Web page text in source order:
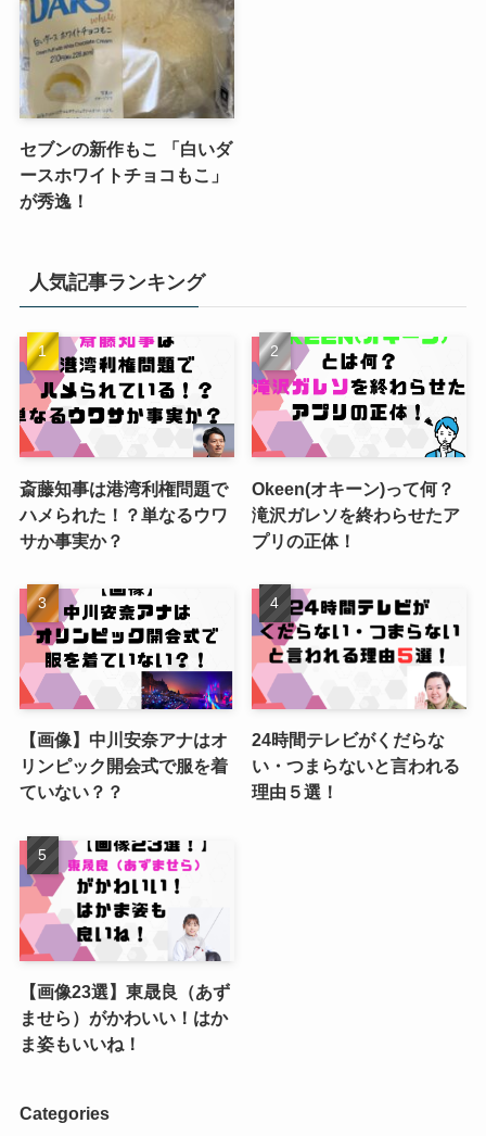
セブンの新作もこ 「白いダ
ースホワイトチョコもこ」
が秀逸！
人気記事ランキング
斎藤知事は港湾利権問題で
ハメられた！？単なるウワ
サか事実か？
Okeen(オキーン)って何？
滝沢ガレソを終わらせたア
プリの正体！
【画像】中川安奈アナはオ
リンピック開会式で服を着
ていない？？
24時間テレビがくだらな
い・つまらないと言われる
理由５選！
【画像23選】東晟良（あず
ませら）がかわいい！はか
ま姿もいいね！
Categories